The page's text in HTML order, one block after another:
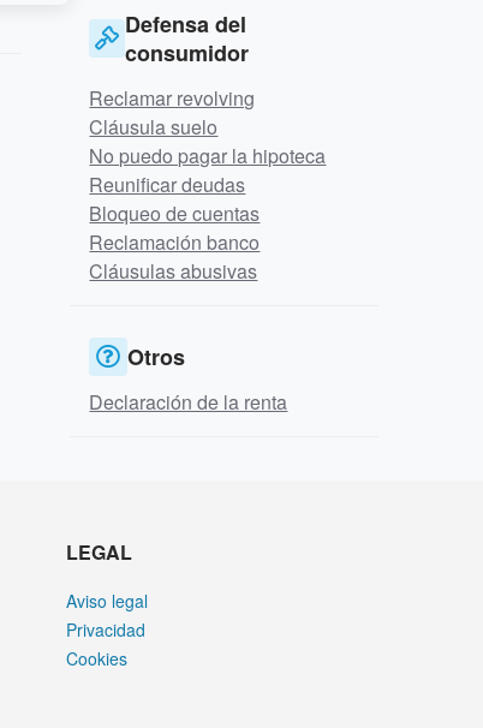
Defensa del
consumidor
Reclamar revolving
Cláusula suelo
No puedo pagar la hipoteca
Reunificar deudas
Bloqueo de cuentas
Reclamación banco
Cláusulas abusivas
Otros
Declaración de la renta
LEGAL
Aviso legal
Privacidad
Cookies